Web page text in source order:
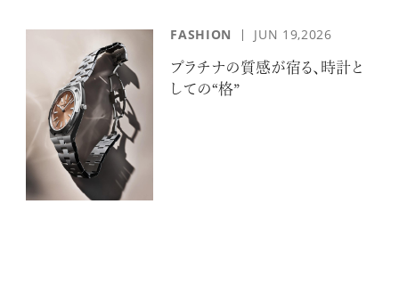
FASHION JUN 19,2026
プラチナの質感が宿る、時計と
しての“格”